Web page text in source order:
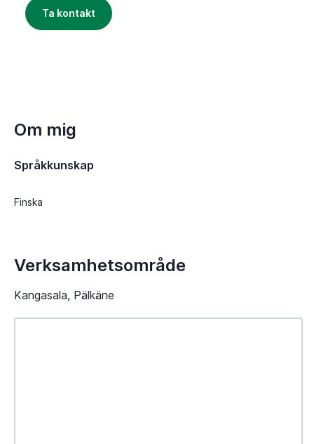
Ta kontakt
Om mig
Språkkunskap
Finska
Verksamhetsområde
Kangasala, Pälkäne